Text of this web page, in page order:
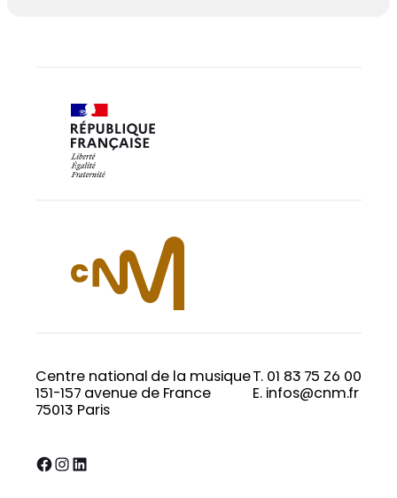
Centre national de la musique
151-157 avenue de France
75013 Paris
T. 01 83 75 26 00
E. infos@cnm.fr
Facebook InstagramLinkedIn